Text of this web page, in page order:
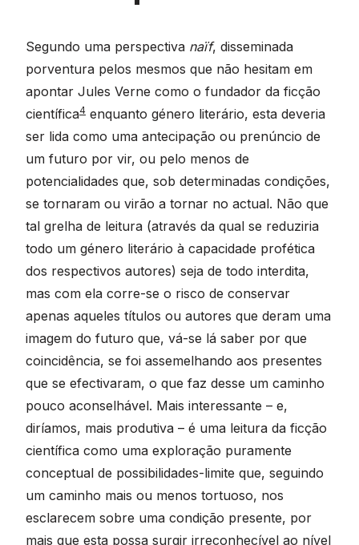
Segundo uma perspectiva naïf, disseminada
porventura pelos mesmos que não hesitam em
apontar Jules Verne como o fundador da ficção
científica4 enquanto género literário, esta deveria
ser lida como uma antecipação ou prenúncio de
um futuro por vir, ou pelo menos de
potencialidades que, sob determinadas condições,
se tornaram ou virão a tornar no actual. Não que
tal grelha de leitura (através da qual se reduziria
todo um género literário à capacidade profética
dos respectivos autores) seja de todo interdita,
mas com ela corre-se o risco de conservar
apenas aqueles títulos ou autores que deram uma
imagem do futuro que, vá-se lá saber por que
coincidência, se foi assemelhando aos presentes
que se efectivaram, o que faz desse um caminho
pouco aconselhável. Mais interessante – e,
diríamos, mais produtiva – é uma leitura da ficção
científica como uma exploração puramente
conceptual de possibilidades-limite que, seguindo
um caminho mais ou menos tortuoso, nos
esclarecem sobre uma condição presente, por
mais que esta possa surgir irreconhecível ao nível